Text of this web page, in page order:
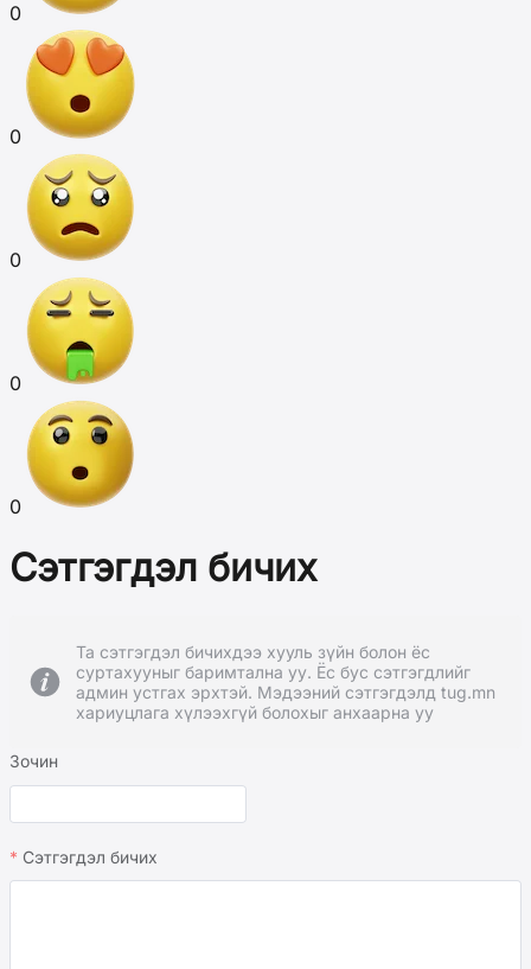
0
0
0
0
0
Сэтгэгдэл бичих
Та сэтгэгдэл бичихдээ хууль зүйн болон ёс
суртахууныг баримтална уу. Ёс бус сэтгэгдлийг
админ устгах эрхтэй. Мэдээний сэтгэгдэлд tug.mn
хариуцлага хүлээхгүй болохыг анхаарна уу
Зочин
Сэтгэгдэл бичих